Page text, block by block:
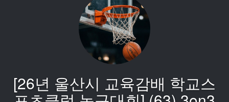
[26년 울산시 교육감배 학교스